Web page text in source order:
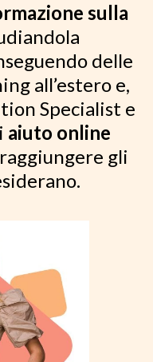
sulla
delle
all’estero e,
Specialist e
aiuto online
gli